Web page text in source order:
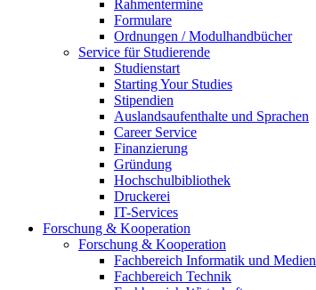
Rahmentermine
Formulare
Ordnungen / Modulhandbücher
Service für Studierende
Studienstart
Starting Your Studies
Stipendien
Auslandsaufenthalte und Sprachen
Career Service
Finanzierung
Gründung
Hochschulbibliothek
Druckerei
IT-Services
Forschung & Kooperation
Forschung & Kooperation
Fachbereich Informatik und Medien
Fachbereich Technik